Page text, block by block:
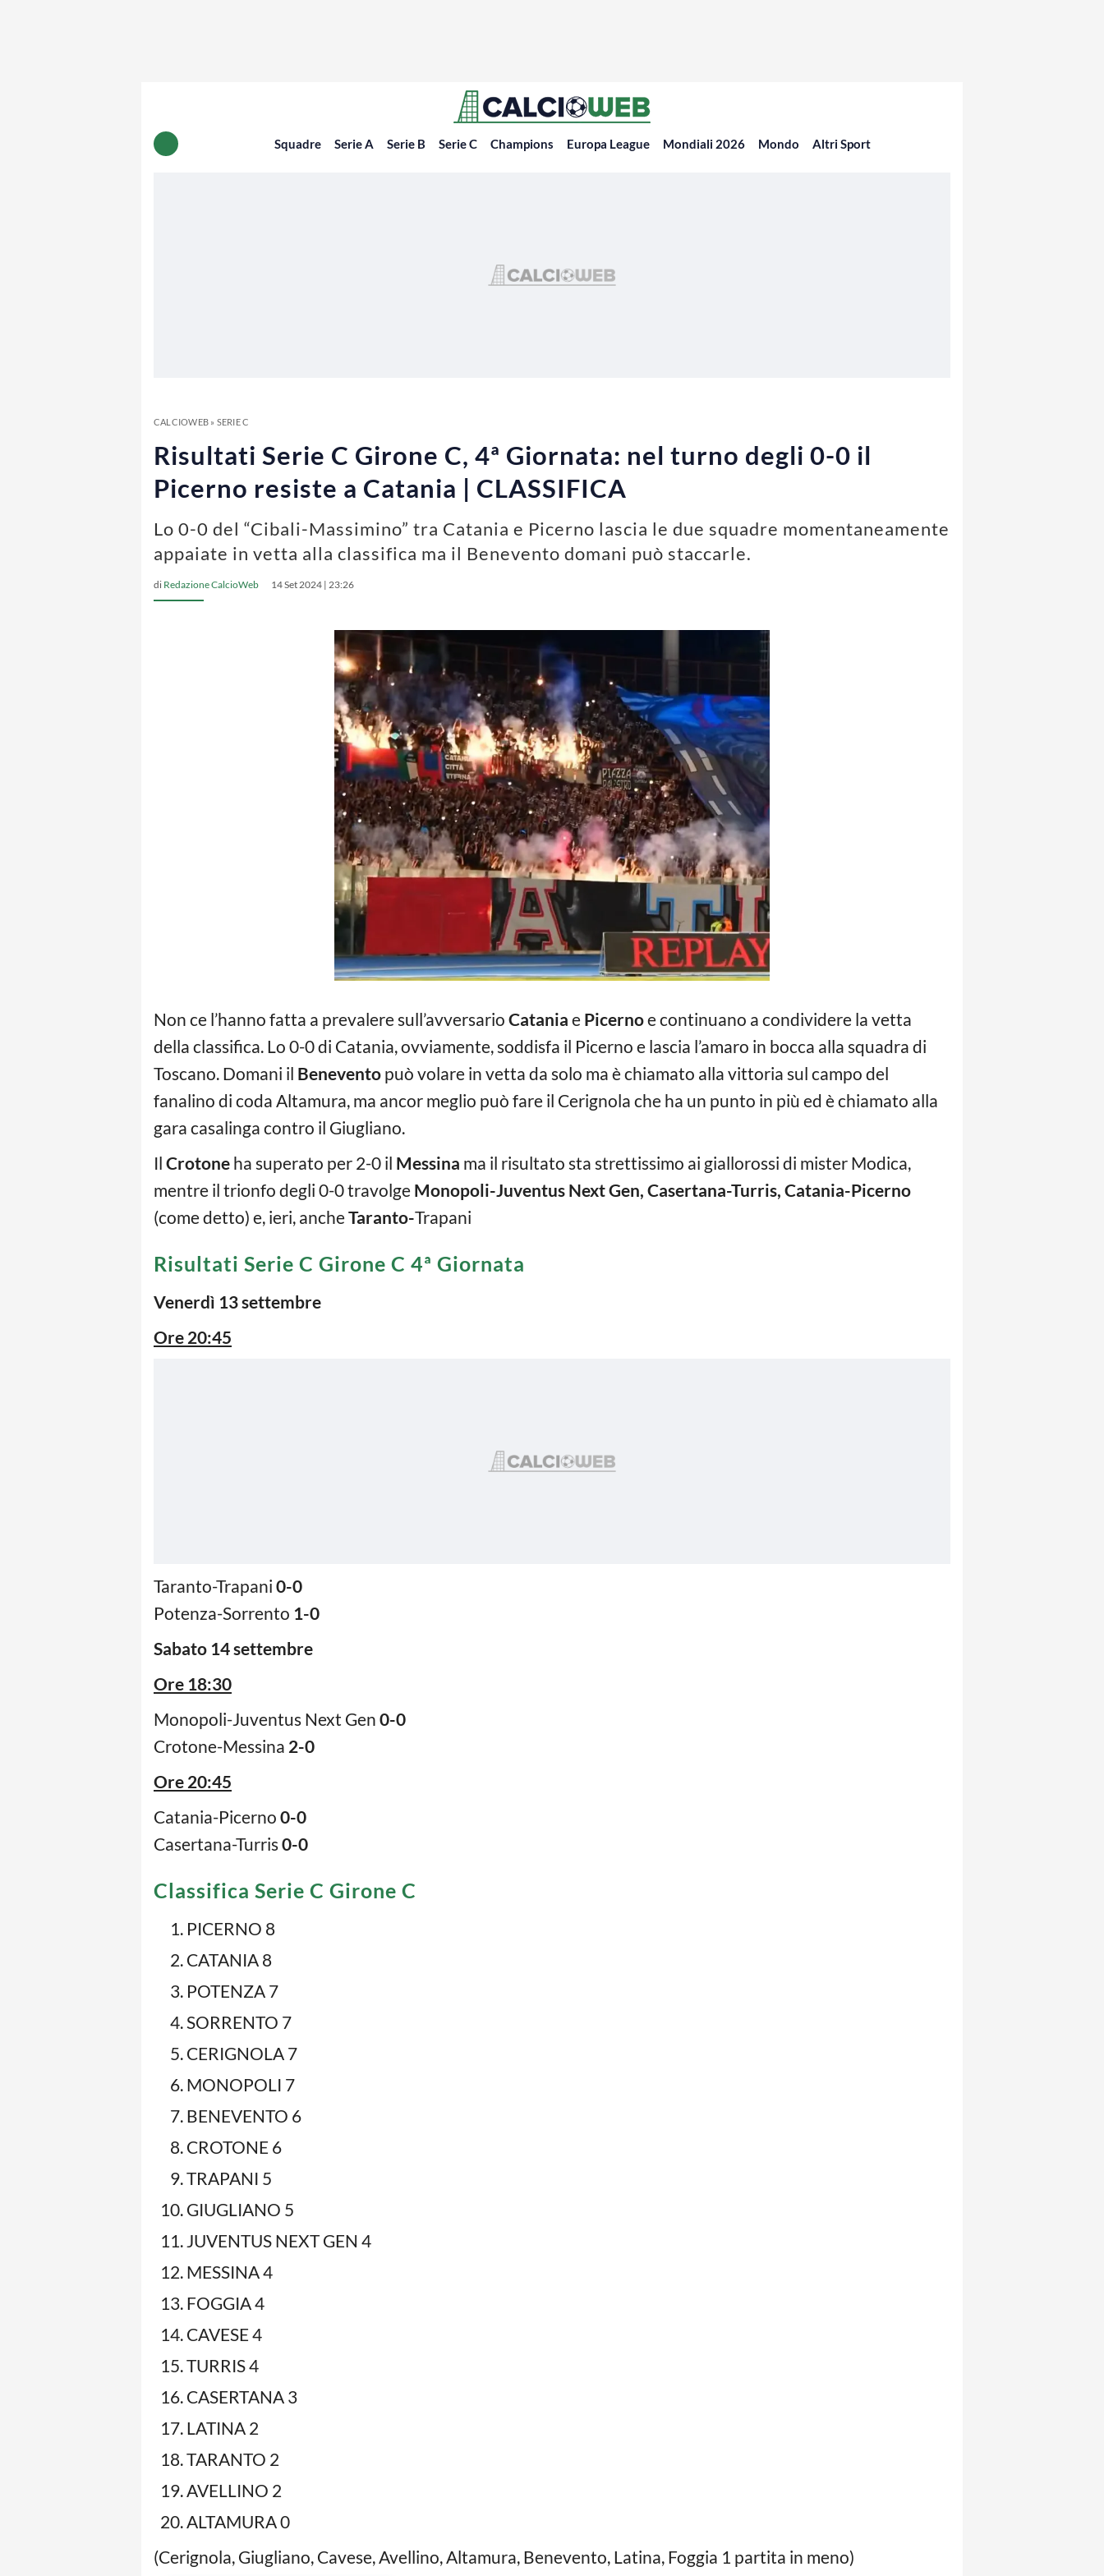
Squadre Serie A Serie B Serie C Champions Europa League Mondiali 2026 Mondo Altri Sport
CALCIOWEB» SERIE C
Risultati Serie C Girone C, 4ª Giornata: nel turno degli 0-0 il
Picerno resiste a Catania | CLASSIFICA
Lo 0-0 del “Cibali-Massimino” tra Catania e Picerno lascia le due squadre momentaneamente
appaiate in vetta alla classifica ma il Benevento domani può staccarle.
di Redazione CalcioWeb 14 Set 2024 | 23:26
Non ce l’hanno fatta a prevalere sull’avversario Catania e Picernoe continuano a condividere la vetta
della classifica. Lo 0-0 di Catania, ovviamente, soddisfa il Picerno e lascia l’amaro in bocca alla squadra di
Toscano. Domani il Benevento può volare in vetta da solo ma è chiamato alla vittoria sul campo del
fanalino di coda Altamura, ma ancor meglio può fare il Cerignola che ha un punto in più ed è chiamato alla
gara casalinga contro il Giugliano.
Il Crotone ha superato per 2-0 il Messina ma il risultato sta strettissimo ai giallorossi di mister Modica,
mentre il trionfo degli 0-0 travolge Monopoli-Juventus Next Gen, Casertana-Turris, Catania-Picerno
(come detto) e, ieri, ancheTaranto-Trapani
Risultati Serie C Girone C 4ª Giornata
Venerdì 13 settembre
Ore 20:45
Taranto-Trapani 0-0
Potenza-Sorrento 1-0
Sabato 14 settembre
Ore 18:30
Monopoli-Juventus Next Gen 0-0
Crotone-Messina 2-0
Ore 20:45
Catania-Picerno 0-0
Casertana-Turris0-0
Classifica Serie C Girone C
PICERNO 8
CATANIA 8
POTENZA 7
SORRENTO 7
CERIGNOLA 7
MONOPOLI 7
BENEVENTO 6
CROTONE 6
TRAPANI 5
GIUGLIANO 5
JUVENTUS NEXT GEN 4
MESSINA 4
FOGGIA 4
CAVESE 4
TURRIS 4
CASERTANA 3
LATINA 2
TARANTO 2
AVELLINO 2
ALTAMURA 0
(Cerignola, Giugliano, Cavese, Avellino, Altamura, Benevento, Latina, Foggia 1 partita in meno)